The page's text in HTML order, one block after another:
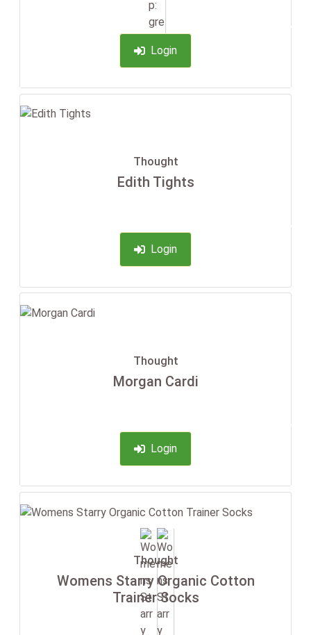
Login
-35%
Thought
Edith Tights
Login
-35%
Thought
Morgan Cardi
Login
-35%
Thought
Womens Starry Organic Cotton
Trainer Socks